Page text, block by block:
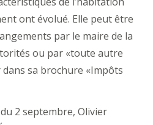
ont évolué. Elle peut être
par le maire de la
ou par «toute autre
sa brochure «Impôts
2 septembre, Olivier